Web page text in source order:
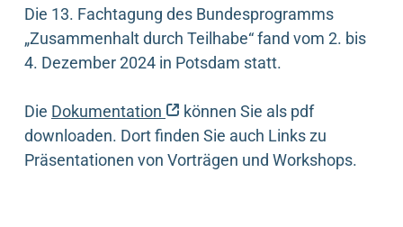
Die 13. Fachtagung des Bundesprogramms
„Zusammenhalt durch Teilhabe“ fand vom 2. bis
4. Dezember 2024 in Potsdam statt.
Die Dokumentation (externer Link)
können Sie als pdf
downloaden. Dort finden Sie auch Links zu
Präsentationen von Vorträgen und Workshops.